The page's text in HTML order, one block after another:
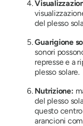
del plesso
Guarigione
sonori
represse e a
plesso solare.
Nutrizione:
del plesso
questo
arancioni